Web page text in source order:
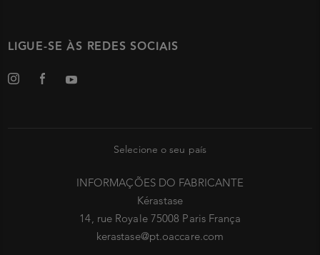
LIGUE-SE ÀS REDES SOCIAIS
Selecione o seu país
INFORMAÇÕES DO FABRICANTE
Kérastase
14, rue Royale 75008 Paris França
kerastase@pt.oaccare.com